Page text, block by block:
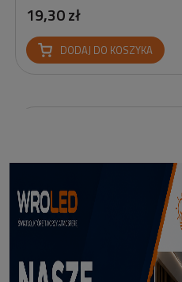
19,30 zł
DODAJ DO KOSZYKA